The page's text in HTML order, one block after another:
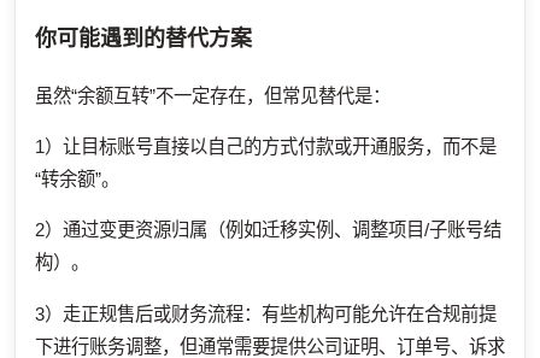
你可能遇到的替代方案
虽然“余额互转”不一定存在，但常见替代是：
1）让目标账号直接以自己的方式付款或开通服务，而不是
“转余额”。
2）通过变更资源归属（例如迁移实例、调整项目/子账号结
构）。
3）走正规售后或财务流程：有些机构可能允许在合规前提
下进行账务调整，但通常需要提供公司证明、订单号、诉求